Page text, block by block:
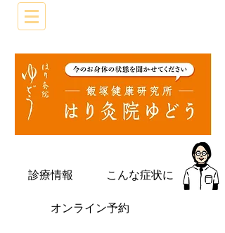
診療情報 こんな症状に
オンライン予約